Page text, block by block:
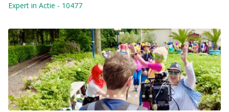
Expert in Actie - 10477